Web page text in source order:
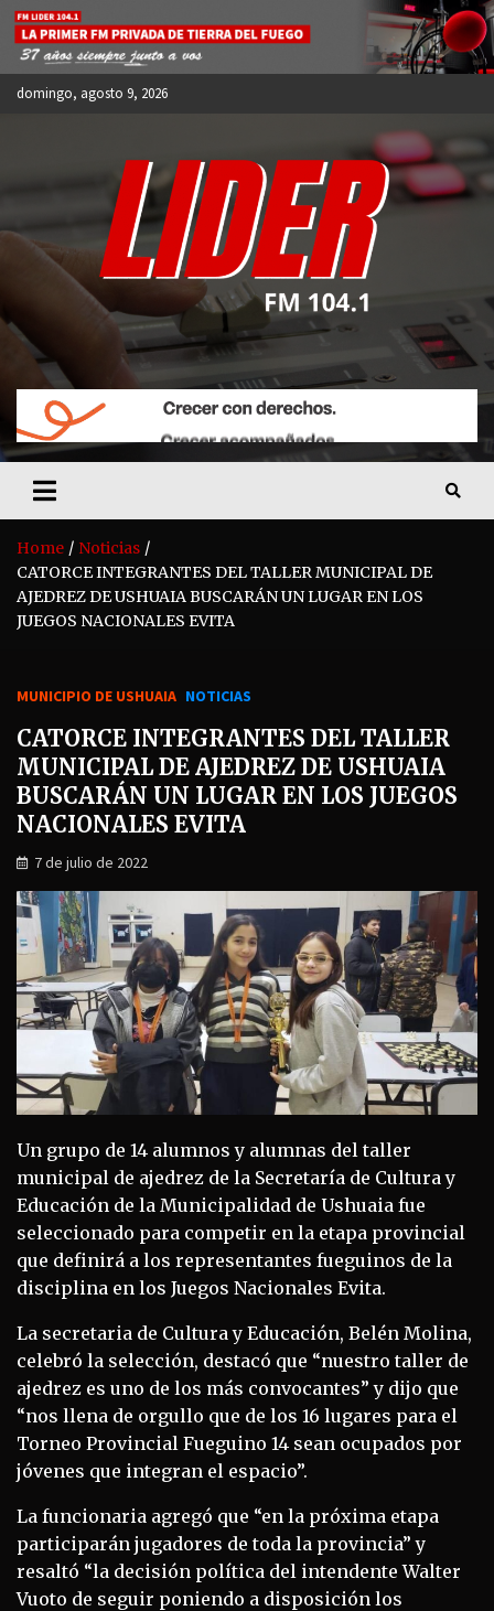
Skip
content
domingo, agosto 9, 2026
FM LIDER 104.1
Home
Noticias
CATORCE INTEGRANTES DEL TALLER MUNICIPAL DE
AJEDREZ DE USHUAIA BUSCARÁN UN LUGAR EN LOS
JUEGOS NACIONALES EVITA
MUNICIPIO DE USHUAIA NOTICIAS
CATORCE INTEGRANTES DEL TALLER
MUNICIPAL DE AJEDREZ DE USHUAIA
BUSCARÁN UN LUGAR EN LOS JUEGOS
NACIONALES EVITA
7 de julio de 2022
Un grupo de 14 alumnos y alumnas del taller
municipal de ajedrez de la Secretaría de Cultura y
Educación de la Municipalidad de Ushuaia fue
seleccionado para competir en la etapa provincial
que definirá a los representantes fueguinos de la
disciplina en los Juegos Nacionales Evita.
La secretaria de Cultura y Educación, Belén Molina,
celebró la selección, destacó que “nuestro taller de
ajedrez es uno de los más convocantes” y dijo que
“nos llena de orgullo que de los 16 lugares para el
Torneo Provincial Fueguino 14 sean ocupados por
jóvenes que integran el espacio”.
La funcionaria agregó que “en la próxima etapa
participarán jugadores de toda la provincia” y
resaltó “la decisión política del intendente Walter
Vuoto de seguir poniendo a disposición los